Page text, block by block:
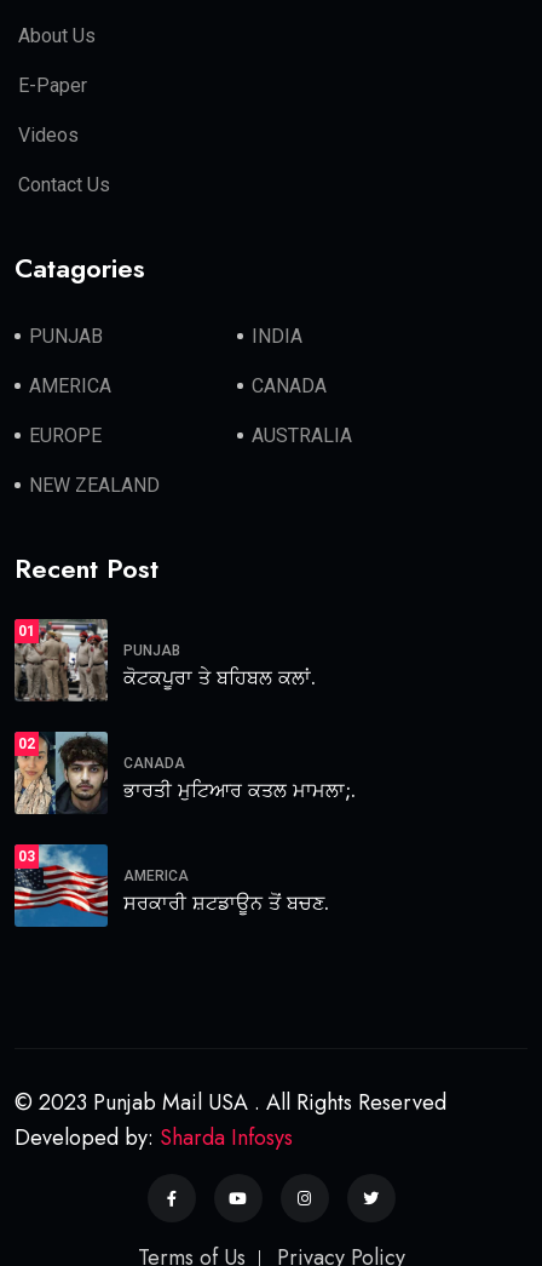
About Us
E-Paper
Videos
Contact Us
Catagories
PUNJAB INDIA
AMERICA CANADA
EUROPE AUSTRALIA
NEW ZEALAND
Recent Post
01
PUNJAB
ਕੋਟਕਪੂਰਾ ਤੇ ਬਹਿਬਲ ਕਲਾਂ.
02
CANADA
ਭਾਰਤੀ ਮੁਟਿਆਰ ਕਤਲ ਮਾਮਲਾ;.
03
AMERICA
ਸਰਕਾਰੀ ਸ਼ਟਡਾਊਨ ਤੋਂ ਬਚਣ.
© 2023 Punjab Mail USA . All Rights Reserved
Developed by: Sharda Infosys
Terms of Us Privacy Policy